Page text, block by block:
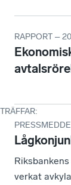
TRÄFFAR:
RAPPORT –
verkat